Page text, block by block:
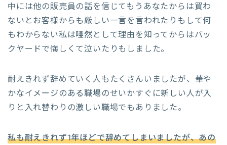
中には他の販売員の話を信じてもうあなたからは買わ
ないとお客様からも厳しい一言を言われたりもして何
もわからない私は唖然として理由を知ってからはバッ
クヤードで悔しくて泣いたりもしました。
耐えきれず辞めていく人もたくさんいましたが、華や
かなイメージのある職場のせいかすぐに新しい人が入
りと入れ替わりの激しい職場でもありました。
私も耐えきれず1年ほどで辞めてしまいましたが、あの